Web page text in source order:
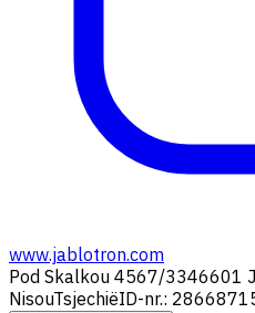
www.jablotron.com
Pod Skalkou 4567/3346601
NisouTsjechiëID-nr.: